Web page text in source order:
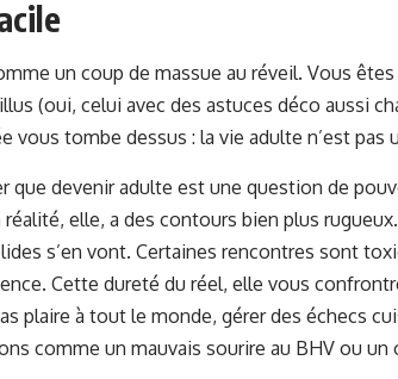
un coup de massue au réveil. Vous
(oui, celui avec des astuces déco aussi
vous tombe dessus : la vie adulte n’est pas
que devenir adulte est une question de
elle, a des contours bien plus
s’en vont. Certaines rencontres sont
Cette dureté du réel, elle vous
plaire à tout le monde, gérer des échecs
comme un mauvais sourire au BHV ou un